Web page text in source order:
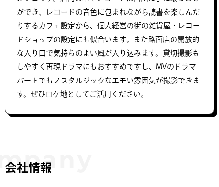
ができ、レコードの音色に包まれながら読書を楽しんだ
りするカフェ設定から、個人経営の街の雑貨屋・レコー
ドショップの設定にも似合います。また路面店の開放的
な入り口で気持ちのよい風が入り込みます。貸切撮影も
しやすく再現ドラマにもおすすめですし、MVのドラマ
パートでもノスタルジックなエモい雰囲気が撮影できま
す。ぜひロケ地としてご活用ください。
会社情報